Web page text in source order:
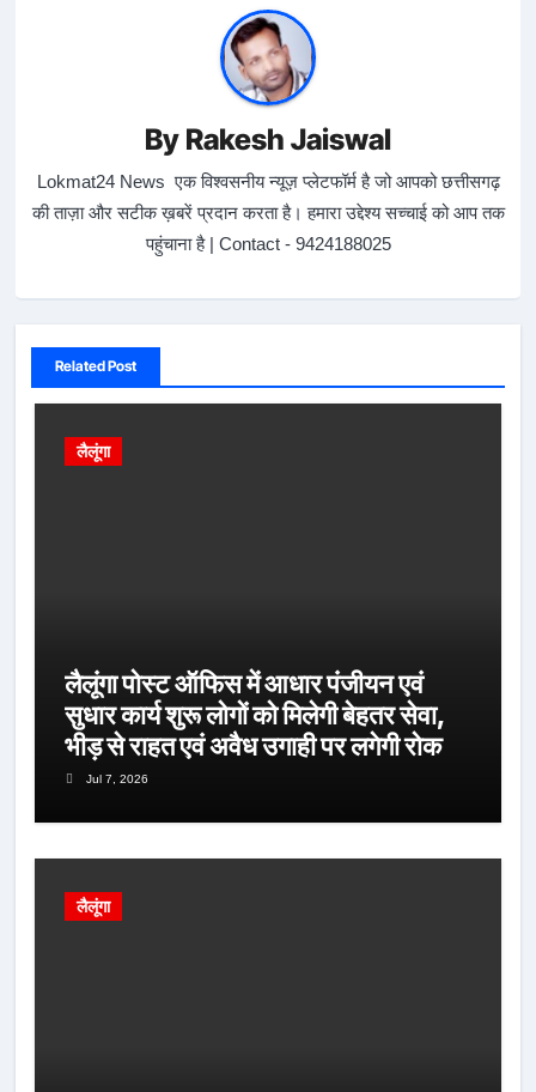
By Rakesh Jaiswal
Lokmat24 News एक विश्वसनीय न्यूज़ प्लेटफॉर्म है जो आपको छत्तीसगढ़
की ताज़ा और सटीक ख़बरें प्रदान करता है। हमारा उद्देश्य सच्चाई को आप तक
पहुंचाना है | Contact - 9424188025
Related Post
लैलूंगा
लैलूंगा पोस्ट ऑफिस में आधार पंजीयन एवं
सुधार कार्य शुरू लोगों को मिलेगी बेहतर सेवा,
भीड़ से राहत एवं अवैध उगाही पर लगेगी रोक
Jul 7, 2026
लैलूंगा